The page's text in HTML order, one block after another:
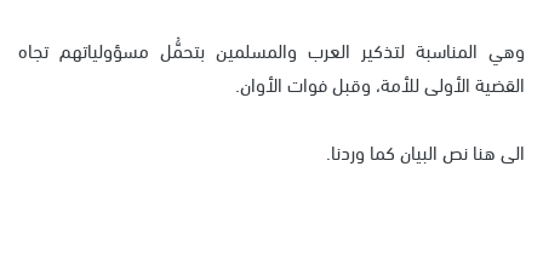
وهي المناسبة لتذكير العرب والمسلمين بتحمُّل مسؤولياتهم تجاه
القضية الأولى للأمة، وقبل فوات الأوان.
الى هنا نص البيان كما وردنا.